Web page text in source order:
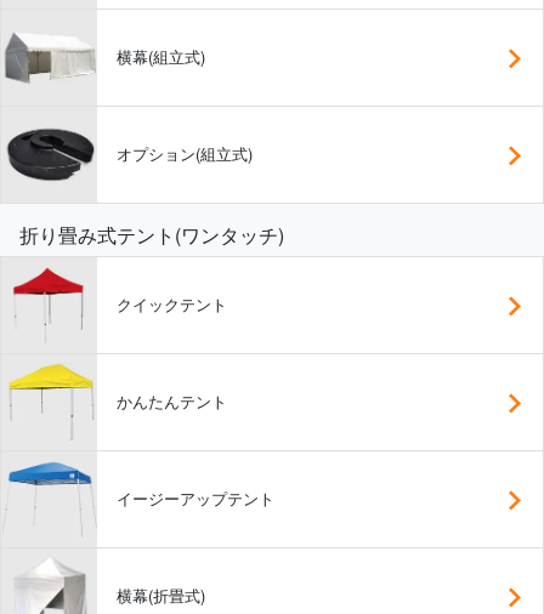
横幕(組立式)
オプション(組立式)
折り畳み式テント(ワンタッチ)
クイックテント
かんたんテント
イージーアップテント
横幕(折畳式)